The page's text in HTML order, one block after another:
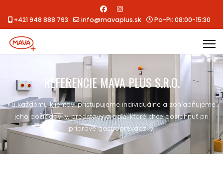
+421 948 888 793 info@mavaplus.sk Po-Pi: 08:00-15:30
REFERENCIE MAVA PLUS S.R.O.
Ku každému klientovi pristupujeme individuálne a zohľadňujeme
jeho požiadavky, predstavy a ciele, ktoré chce dosiahnuť pri
príprave gastroprevádzky.